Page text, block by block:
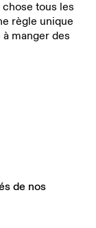
tous les
règle unique
manger des
de nos